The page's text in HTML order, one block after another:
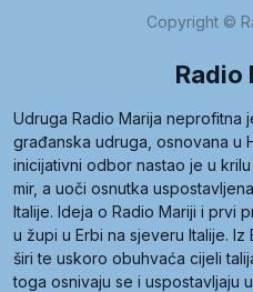
Copyright ©
Radio
Udruga Radio Marija neprofitna
građanska udruga, osnovana u
inicijativni odbor nastao je u
mir, a uoči osnutka
Italije. Ideja o Radio Mariji i prvi
u župi u Erbi na sjeveru Italije.
širi te uskoro obuhvaća cijeli
toga osnivaju se i uspostavljaju